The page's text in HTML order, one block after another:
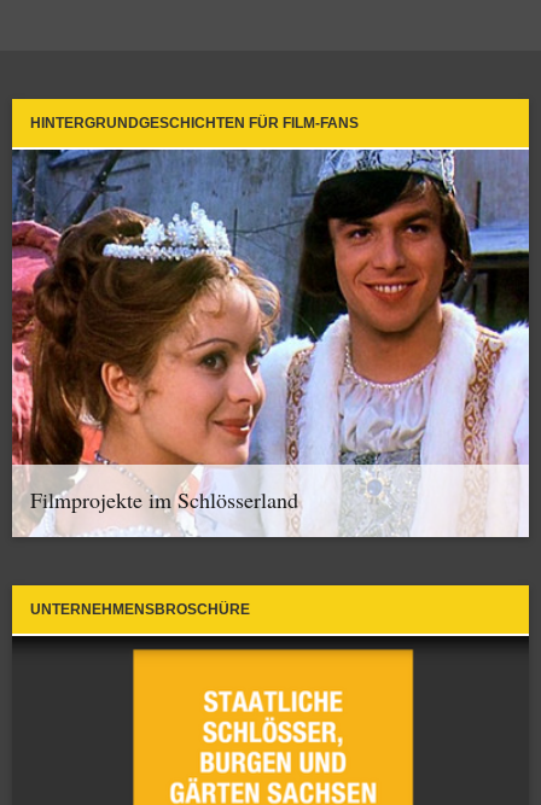
HINTERGRUNDGESCHICHTEN FÜR FILM-FANS
Filmprojekte im Schlösserland
UNTERNEHMENSBROSCHÜRE